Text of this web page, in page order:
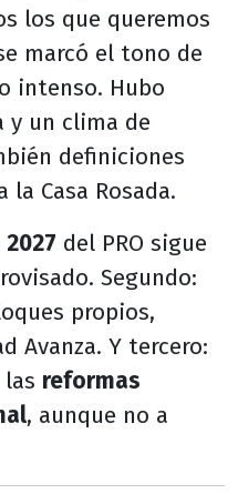
los que queremos
marcó el tono de
intenso. Hubo
y un clima de
definiciones
Casa Rosada.
del PRO sigue
Segundo:
propios,
Avanza. Y tercero:
reformas
, aunque no a